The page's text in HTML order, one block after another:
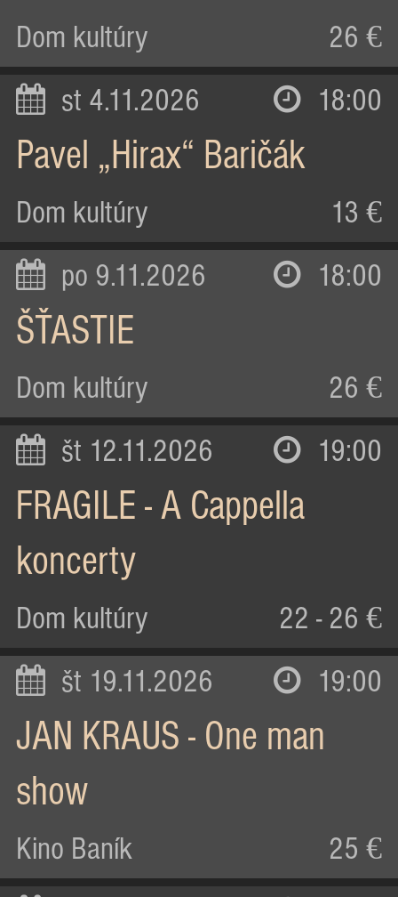
Dom kultúry 26 €
st 4.11.2026 18:00
Pavel „Hirax“ Baričák
Dom kultúry 13 €
po 9.11.2026 18:00
ŠŤASTIE
Dom kultúry 26 €
št 12.11.2026 19:00
FRAGILE - A Cappella
koncerty
Dom kultúry 22 - 26 €
št 19.11.2026 19:00
JAN KRAUS - One man
show
Kino Baník 25 €